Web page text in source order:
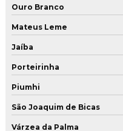
Ouro Branco
Mateus Leme
Jaíba
Porteirinha
Piumhi
São Joaquim de Bicas
Várzea da Palma